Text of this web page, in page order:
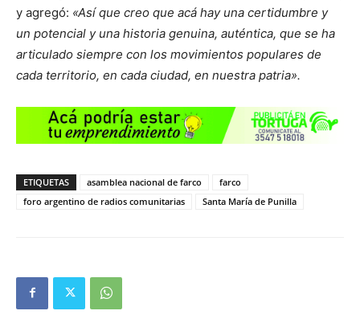
y agregó: «Así que creo que acá hay una certidumbre y
un potencial y una historia genuina, auténtica, que se ha
articulado siempre con los movimientos populares de
cada territorio, en cada ciudad, en nuestra patria».
ETIQUETAS asamblea nacional de farco
farco
foro argentino de radios comunitarias
Santa María de Punilla